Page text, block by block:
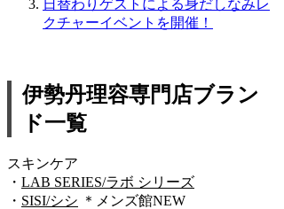
日替わりゲストによる身だしなみレ
クチャーイベントを開催！
伊勢丹理容専門店ブラン
ド一覧
スキンケア
・ LAB SERIES/ラボ シリーズ
・ SISI/シシ ＊メンズ館NEW